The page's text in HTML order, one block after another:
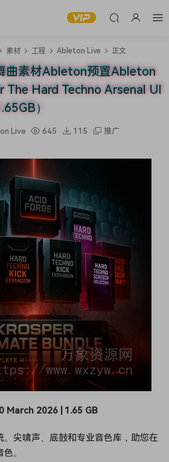
素材 工程 Ableton Live 正文
曲素材Ableton预置Ableton
The Hard Techno Arsenal Ul
）
Live 645 115 推广
March 2026 | 1.65 GB
。尖啸声、底鼓和专业音色库，助您在
。